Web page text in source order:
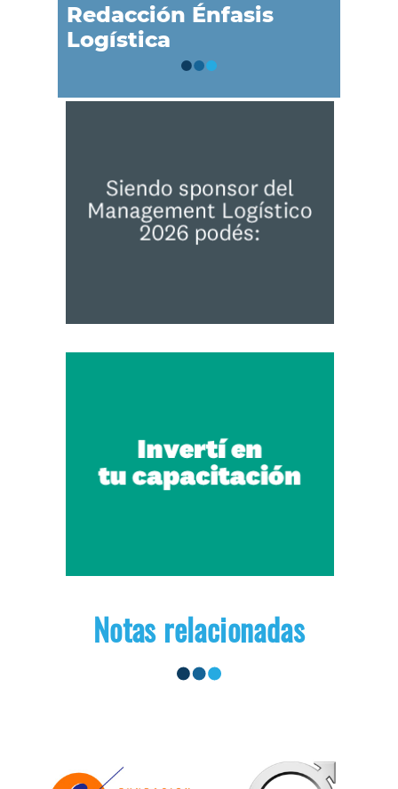
Redacción Énfasis
Logística
Notas relacionadas